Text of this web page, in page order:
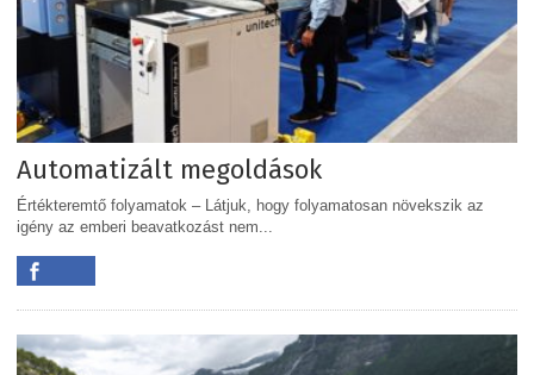
Automatizált megoldások
Értékteremtő folyamatok – Látjuk, hogy folyamatosan növekszik az
igény az emberi beavatkozást nem...